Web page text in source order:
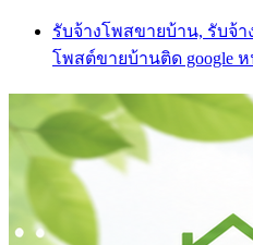
Skip
content
รับจ้างโพสขายบ้าน, รับจ้
โพสต์ขายบ้านติด google